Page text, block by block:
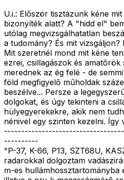
U.i.: Elõször tisztázunk kéne
bizonyíték alatt? A "hidd el"
utólag megvizsgálhatatlan
a tudomány? És mit vizsgáljon?
Mit szeretnél mond mit kéne
ezrei, csillagászok és amatõrök
merednek az ég felé - de
föld megfigyelõ mûholdak
beszélve... Persze a
dolgokat, és úgy tekinteni a
hülyegyerekekre, akik nem
nénivel egy szinten kezelni. Így
----------
"P-37, K-66, P13, SZT68U,
radarokkal dolgoztam
m-es hullámhossztartományba